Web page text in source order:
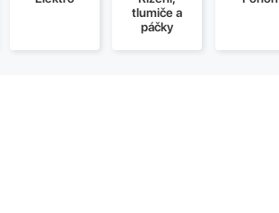
tlumiče a
páčky